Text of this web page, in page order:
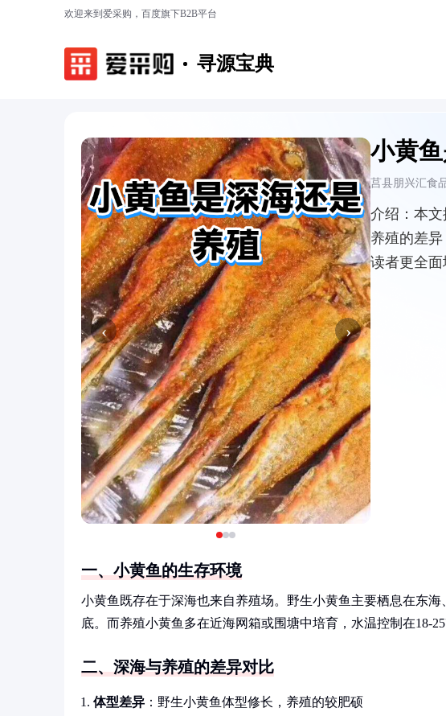
欢迎来到爱采购，百度旗下B2B平台
寻源宝典
‹ ›
小黄
莒县朋兴汇食
介绍： 本文
养殖的差
读者更全面
一、小黄鱼的生存环境
小黄鱼既存在于深海也来自养殖场。野生小黄鱼主要栖息在东
底。而养殖小黄鱼多在近海网箱或围塘中培育，水温控制在18-
二、深海与养殖的差异对比
体型差异 ：野生小黄鱼体型修长，养殖的较肥硕